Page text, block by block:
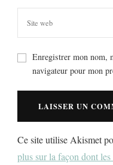
Enregistrer mon nom,
navigateur pour mon
Ce site utilise Akismet
plus sur la façon dont